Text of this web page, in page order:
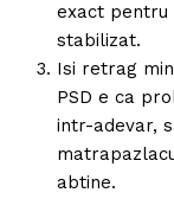
exact pentru
stabilizat.
Isi retrag
PSD e ca
intr-adevar,
abtine.